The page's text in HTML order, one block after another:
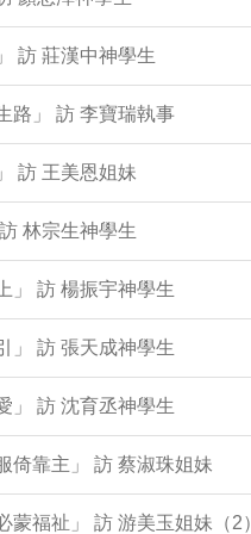
訪 莊漢中神學生
路」 訪 李寶瑞執事
訪 王美恩姐妹
林宗生神學生
」 訪 楊振宇神學生
」 訪 張天成神學生
」 訪 沈育丞神學生
倚靠主」 訪 蔡淑珠姐妹
蒙福祉」 訪 游美玉姐妹（2